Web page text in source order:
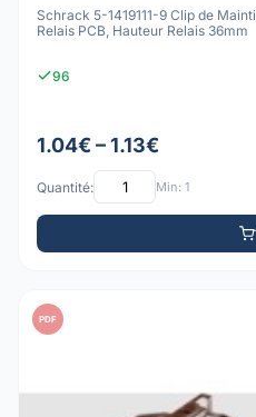
Schrack 5-1419111-9 Clip de
Relais PCB, Hauteur Relais 36mm
96
1.04€ – 1.13€
Quantité: Min: 1
PDF